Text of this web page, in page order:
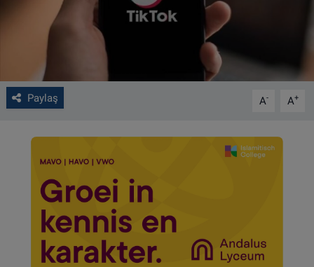
Paylaş A- A+
CONTACT
Çerez Politikası